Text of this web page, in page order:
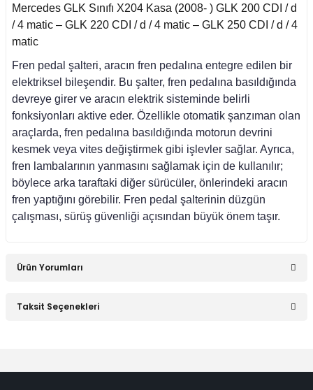
(1972-1980)
(1976-1984)
(1984-1993)
E Seri (1993-1995)
(1979-1991)
Mercedes GLK Sınıfı X204 Kasa (2008- ) GLK 200 CDI / d
/ 4 matic – GLK 220 CDI / d / 4 matic – GLK 250 CDI / d / 4
matic
Fren pedal şalteri, aracın fren pedalına entegre edilen bir
elektriksel bileşendir. Bu şalter, fren pedalına basıldığında
devreye girer ve aracın elektrik sisteminde belirli
fonksiyonları aktive eder. Özellikle otomatik şanzıman olan
araçlarda, fren pedalına basıldığında motorun devrini
kesmek veya vites değiştirmek gibi işlevler sağlar. Ayrıca,
fren lambalarının yanmasını sağlamak için de kullanılır;
böylece arka taraftaki diğer sürücüler, önlerindeki aracın
fren yaptığını görebilir. Fren pedal şalterinin düzgün
çalışması, sürüş güvenliği açısından büyük önem taşır.
Ürün Yorumları
Taksit Seçenekleri